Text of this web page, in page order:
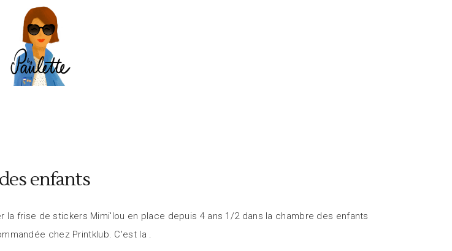
enfants
frise de stickers Mimi'lou en place depuis 4 ans 1/2 dans la chambre des enfants
chez Printklub. C'est la